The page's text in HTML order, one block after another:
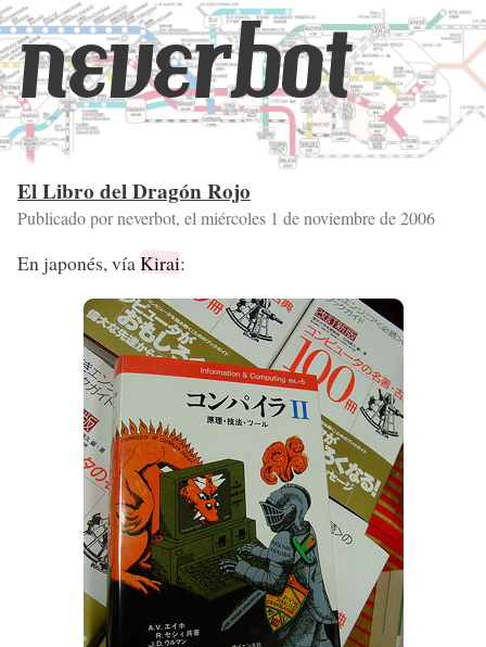
neverbot
El Libro del Dragón Rojo
Publicado por neverbot, el miércoles 1 de noviembre de 2006
En japonés, víaKirai: